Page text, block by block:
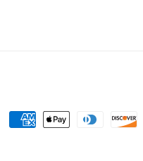
Formas